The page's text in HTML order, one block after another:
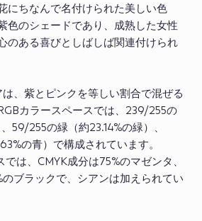
にちなんで名付けられた美しい色
色のシェードであり、成熟した女性
のある喜びとしばしば関連付けられ
、紫とピンクを等しい割合で混ぜる
カラースペースでは、239/255の
59/255の緑（約23.14%の緑）、
の青）で構成されています。
は、CMYK成分は75%のマゼンタ、
ブラックで、シアンは加えられてい